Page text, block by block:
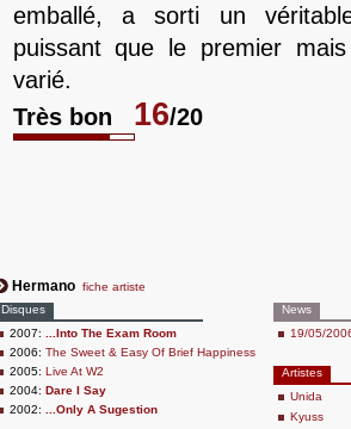
emballé, a sorti un
puissant que le premier
varié.
Très bon
16/20
Hermano fiche artiste
Disques
2007:
...Into The Exam Room
2006: The Sweet & Easy Of Brief Happiness
2005: Live At W2
2004: Dare I Say
2002:
...Only A Sugestion
News
19/05/
Artistes
Unida
Kyuss